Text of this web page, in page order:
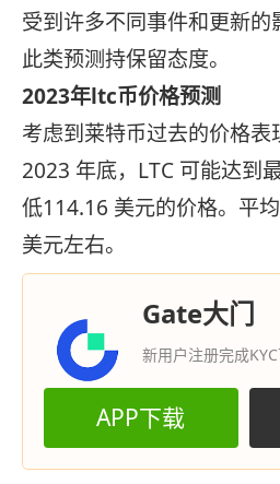
受到许多不同事件和更新
此类预测持保留态度。
2023年ltc币价格预测
考虑到莱特币过去的价格表
2023 年底，LTC 可能达到
低114.16 美元的价格。平
美元左右。
Gate大门
新用户注册完成
APP下载